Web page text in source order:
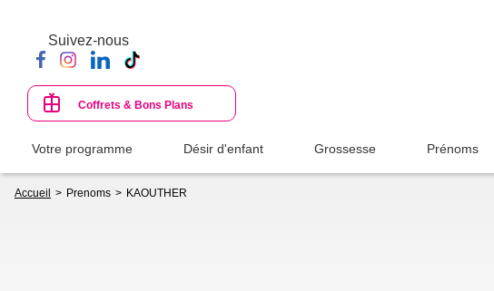
contenu
principal
Suivez-nous
Coffrets & Bons Plans
Votre programme Désir d'enfant Grossesse Prénoms
d'Ariane
Accueil Prenoms KAOUTHER